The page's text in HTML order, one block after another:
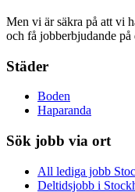
Men vi är säkra på att vi
och få jobberbjudande
Städer
Boden
Haparanda
Sök jobb via ort
All lediga jobb
Deltidsjobb i